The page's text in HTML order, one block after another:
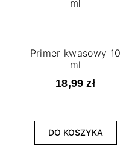
Primer kwasowy 10
ml
18,99 zł
DO KOSZYKA